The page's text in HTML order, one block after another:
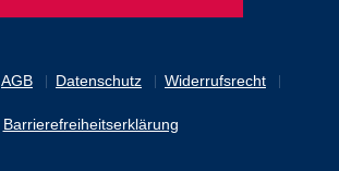
AGB Datenschutz Widerrufsrecht
Barrierefreiheitserklärung